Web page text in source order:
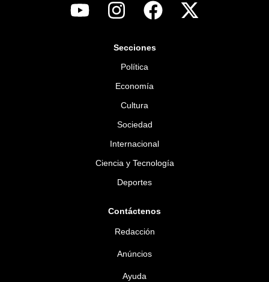
Secciones
Política
Economía
Cultura
Sociedad
Internacional
Ciencia y Tecnología
Deportes
Contáctenos
Redacción
Anúncios
Ayuda